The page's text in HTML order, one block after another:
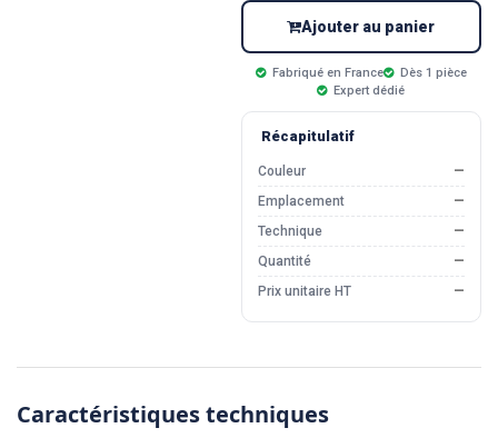
Ajouter au panier
Fabriqué en France
Dès 1 pièce
Expert dédié
Récapitulatif
Couleur
—
Emplacement
—
Technique
—
Quantité
—
Prix unitaire HT
—
Caractéristiques techniques